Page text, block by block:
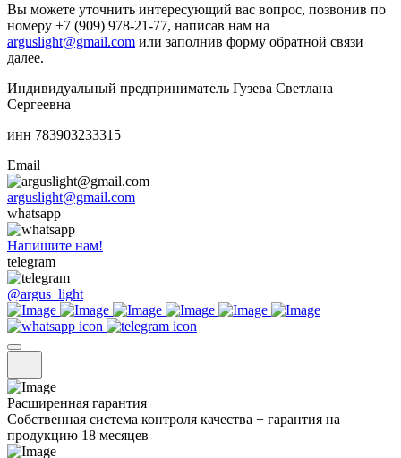
Вы можете уточнить интересующий вас вопрос, позвонив по
номеру +7 (909) 978-21-77, написав нам на
arguslight@gmail.com или заполнив форму обратной связи
далее.
Индивидуальный предприниматель Гузева Светлана
Сергеевна
инн 783903233315
Email
arguslight@gmail.com
whatsapp
Напишите нам!
telegram
@argus_light
Расширенная гарантия
Собственная система контроля качества + гарантия на
продукцию 18 месяцев